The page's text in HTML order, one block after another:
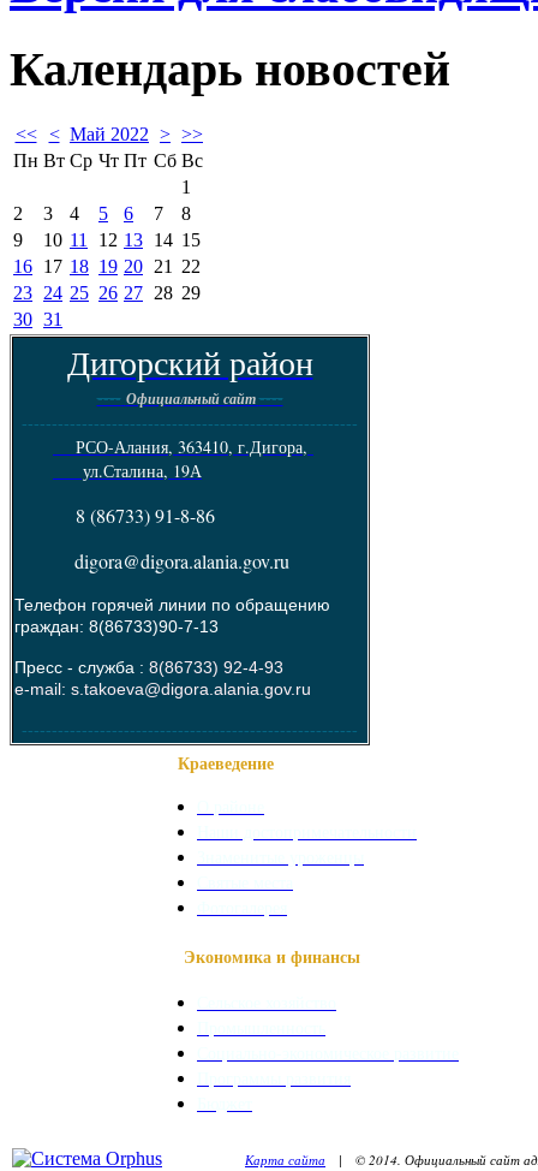
Календарь новостей
<< < Май 2022 > >>
Пн Вт Ср Чт Пт Сб Вс
1
2
3 4 5 6 7
8
9
10 11 12 13 14 15
16 17 18 19 20 21
22
23 24 25 26 27 28 29
30 31
Дигорский район
---- Официальный сайт----
--------------------------------------------------------
РСО-Алания, 363410, г.Дигора,
ул.Сталина, 19А
8 (86733) 91-8-86
digora@digora.alania.gov.ru
Телефон горячей линии по обращению
граждан: 8(86733)90-7-13
Пресс - служба : 8(86733) 92-4-93
e-mail: s.takoeva@digora.alania.gov.ru
--------------------------------------------------------
Краеведение
Экономика и финансы
Карта сайта | © 2014. Официальный сайт